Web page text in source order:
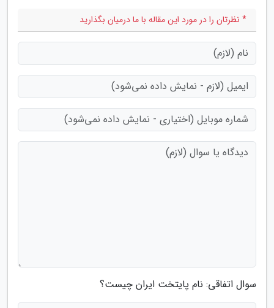
* نظرتان را در مورد این مقاله با ما درمیان بگذارید
سوال اتفاقی: نام پایتخت ایران چیست؟